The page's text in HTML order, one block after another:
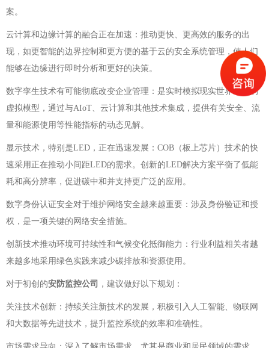
案。
云计算和边缘计算的融合正在加速：推动更快、更高效的服务的出
现，如更智能的边界控制和更方便的基于云的安全系统管理，使人们
能够在边缘进行即时分析和更好的决策。
数字孪生技术有可能彻底改变企业管理：是实时模拟现实世界场景的
虚拟模型，通过与AIoT、云计算和其他技术集成，提供有关安全、流
量和能源使用等性能指标的动态见解。
显示技术，特别是LED，正在迅速发展：COB（板上芯片）技术的快
速采用正在推动小间距LED的需求。创新的LED解决方案平衡了低能
耗和高分辨率，促进碳中和并支持更广泛的应用。
数字身份认证安全对于维护网络安全越来越重要：涉及身份验证和授
权，是一项关键的网络安全措施。
创新技术推动环境可持续性和气候变化抵御能力：行业利益相关者越
来越多地采用绿色实践来减少碳排放和资源使用。
对于初创的安防监控公司 ，建议做好以下规划：
关注技术创新：持续关注新技术的发展，积极引入人工智能、物联网
和大数据等先进技术，提升监控系统的效率和准确性。